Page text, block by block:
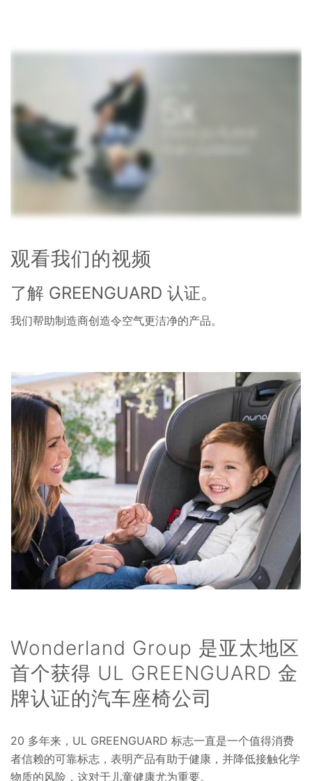
观看我们的视频
了解 GREENGUARD 认证。
我们帮助制造商创造令空气更洁净的产品。
Wonderland Group 是亚太地区
首个获得 UL GREENGUARD 金
牌认证的汽车座椅公司
20 多年来，UL GREENGUARD 标志一直是一个值得消费
者信赖的可靠标志，表明产品有助于健康，并降低接触化学
物质的风险，这对于儿童健康尤为重要。